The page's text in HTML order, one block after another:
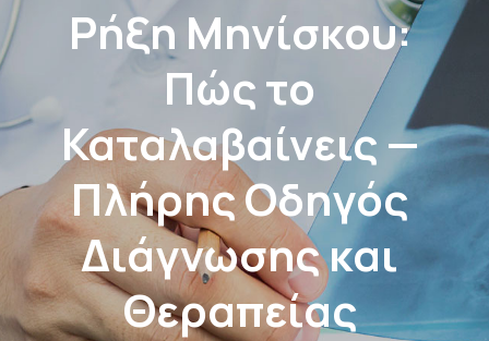
Ρήξη Μηνίσκου:
Πώς το
Καταλαβαίνεις —
Πλήρης Οδηγός
Διάγνωσης και
Θεραπείας